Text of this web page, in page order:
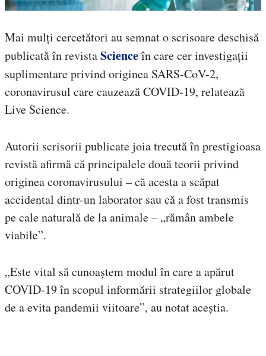
Mai mulți cercetători au semnat o scrisoare deschisă
publicată în revistaScienceîn care cer investigații
suplimentare privind originea SARS-CoV-2,
coronavirusul care cauzează COVID-19, relatează
Live Science.
Autorii scrisorii publicate joia trecută în prestigioasa
revistă afirmă că principalele două teorii privind
originea coronavirusului – că acesta a scăpat
accidental dintr-un laborator sau că a fost transmis
pe cale naturală de la animale – „rămân ambele
viabile”.
„Este vital să cunoaștem modul în care a apărut
COVID-19 în scopul informării strategiilor globale
de a evita pandemii viitoare”, au notat aceștia.